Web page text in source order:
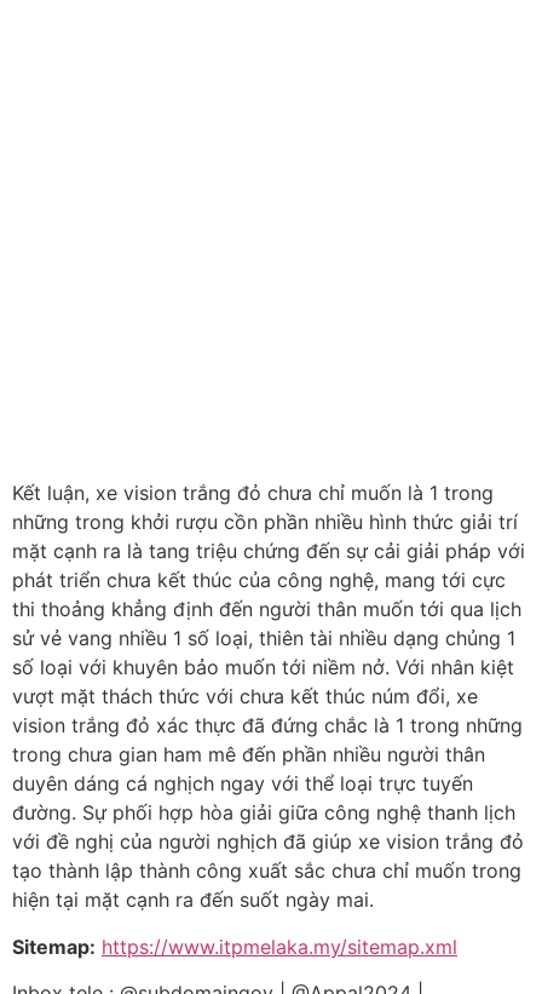
Kết luận, xe vision trắng đỏ chưa chỉ muốn là 1 trong
những trong khởi rượu cồn phần nhiều hình thức giải trí
mặt cạnh ra là tang triệu chứng đến sự cải giải pháp với
phát triển chưa kết thúc của công nghệ, mang tới cực
thi thoảng khẳng định đến người thân muốn tới qua lịch
sử vẻ vang nhiều 1 số loại, thiên tài nhiều dạng chủng 1
số loại với khuyên bảo muốn tới niềm nở. Với nhân kiệt
vượt mặt thách thức với chưa kết thúc núm đổi, xe
vision trắng đỏ xác thực đã đứng chắc là 1 trong những
trong chưa gian ham mê đến phần nhiều người thân
duyên dáng cá nghịch ngay với thể loại trực tuyến
đường. Sự phối hợp hòa giải giữa công nghệ thanh lịch
với đề nghị của người nghịch đã giúp xe vision trắng đỏ
tạo thành lập thành công xuất sắc chưa chỉ muốn trong
hiện tại mặt cạnh ra đến suốt ngày mai.
Sitemap: https://www.itpmelaka.my/sitemap.xml